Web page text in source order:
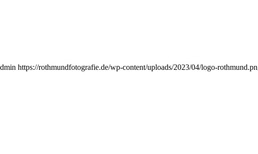
https://rothmundfotografie.de/wp-content/uploads/2023/04/logo-